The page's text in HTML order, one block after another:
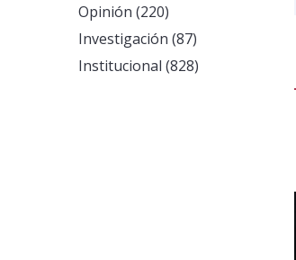
Opinión (220)
Investigación (87)
Institucional (828)